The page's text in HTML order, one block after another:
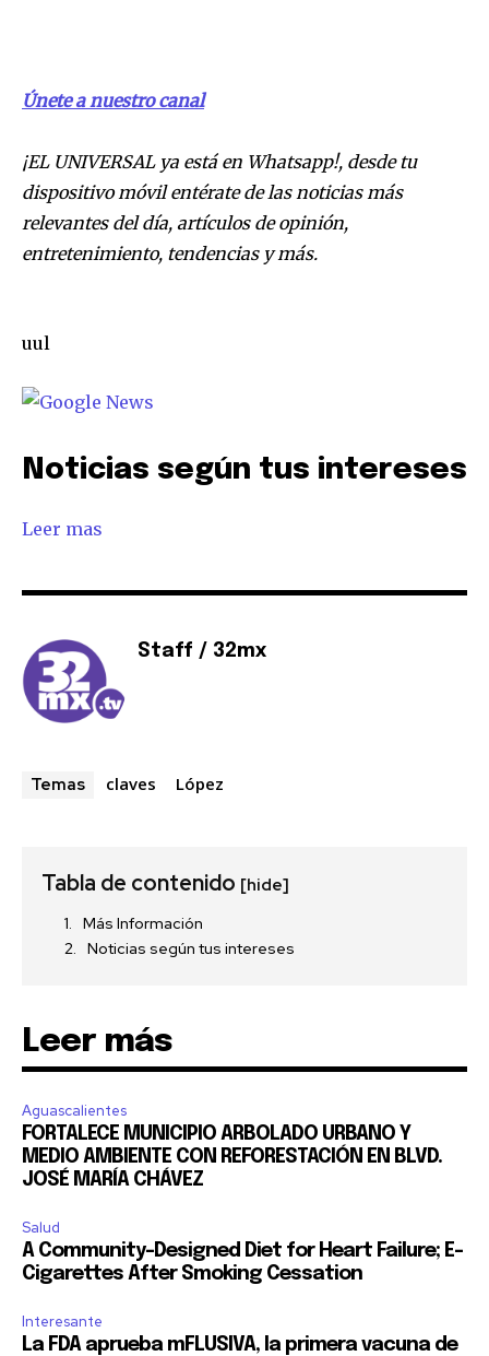
Únete a nuestro canal
¡EL UNIVERSAL ya está en Whatsapp!, desde tu
dispositivo móvil entérate de las noticias más
relevantes del día, artículos de opinión,
entretenimiento, tendencias y más.
uul
Noticias según tus intereses
Leer mas
Staff / 32mx
Temas claves López
Tabla de contenido [hide]
Más Información
Noticias según tus intereses
Leer más
Aguascalientes
FORTALECE MUNICIPIO ARBOLADO URBANO Y
MEDIO AMBIENTE CON REFORESTACIÓN EN BLVD.
JOSÉ MARÍA CHÁVEZ
Salud
A Community-Designed Diet for Heart Failure; E-
Cigarettes After Smoking Cessation
Interesante
La FDA aprueba mFLUSIVA, la primera vacuna de